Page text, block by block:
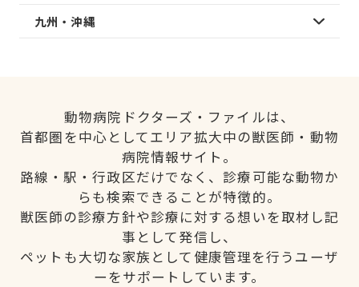
九州・沖縄
動物病院ドクターズ・ファイルは、
首都圏を中心としてエリア拡大中の獣医師・動物
病院情報サイト。
路線・駅・行政区だけでなく、診療可能な動物か
らも検索できることが特徴的。
獣医師の診療方針や診療に対する想いを取材し記
事として発信し、
ペットも大切な家族として健康管理を行うユーザ
ーをサポートしています。